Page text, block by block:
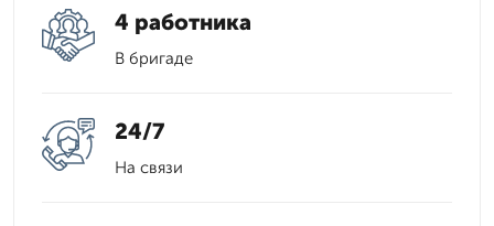
4 работника
В бригаде
24/7
На связи